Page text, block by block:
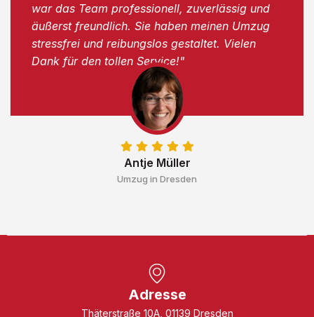
Antje Müller
Umzug in Dresden
war das Team professionell, zuverlässig und
äußerst freundlich. Sie haben meinen Umzug
stressfrei und reibungslos gestaltet. Vielen
Dank für den tollen Service!"
Adresse
Thäterstraße 10A, 01139 Dresden